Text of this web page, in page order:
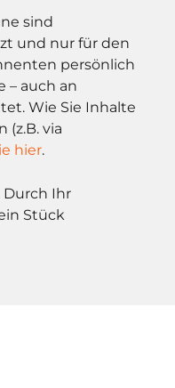
sind
und nur für den
persönlich
– auch an
Wie Sie Inhalte
(z.B. via
hier.
Durch Ihr
Stück